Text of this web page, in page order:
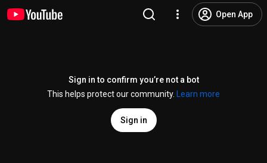
Open App
Sign in to confirm you’re not a bot
This helps protect our community.
Learn more
Sign in